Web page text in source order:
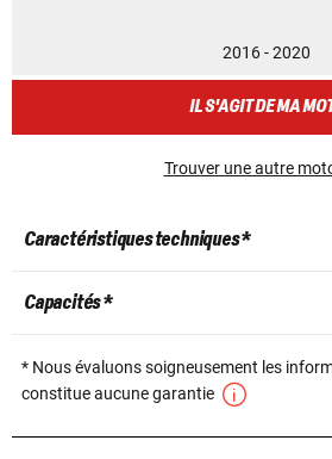
2016 - 2020
IL S'AGIT DE MA
Trouver une autre
Caractéristiques techniques *
Capacités *
* Nous évaluons soigneusement les
constitue aucune garantie